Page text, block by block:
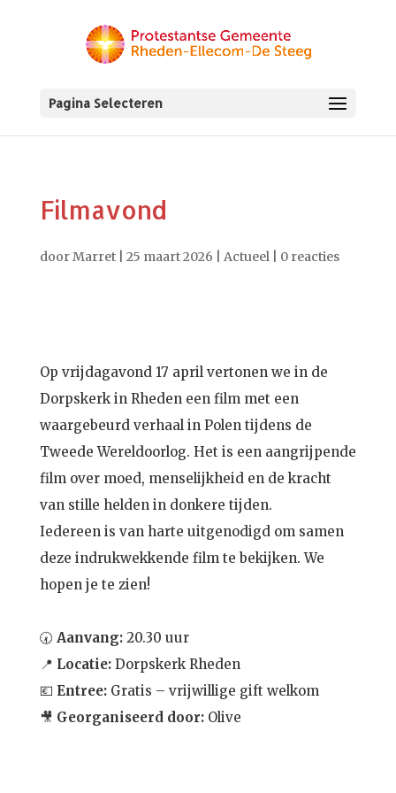
Pagina Selecteren
Filmavond
doorMarret| 25 maart 2026 Actueel| 0 reacties
Op vrijdagavond 17 april vertonen we in de
Dorpskerk in Rheden een film met een
waargebeurd verhaal in Polen tijdens de
Tweede Wereldoorlog. Het is een aangrijpende
film over moed, menselijkheid en de kracht
van stille helden in donkere tijden.
Iedereen is van harte uitgenodigd om samen
deze indrukwekkende film te bekijken. We
hopen je te zien!
🕢 Aanvang:20.30 uur
📍 Locatie:Dorpskerk Rheden
💶 Entree:Gratis – vrijwillige gift welkom
🎥 Georganiseerd door:Olive